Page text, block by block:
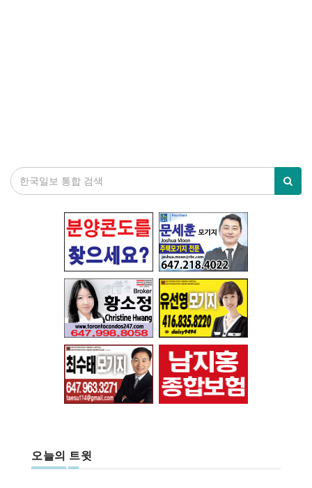
오늘의 트윗